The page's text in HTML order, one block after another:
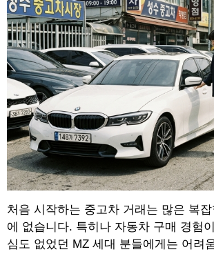
처음 시작하는 중고차 거래는 많은 복
에 없습니다. 특히나 자동차 구매 경험
심도 없었던 MZ 세대 분들에게는 어려